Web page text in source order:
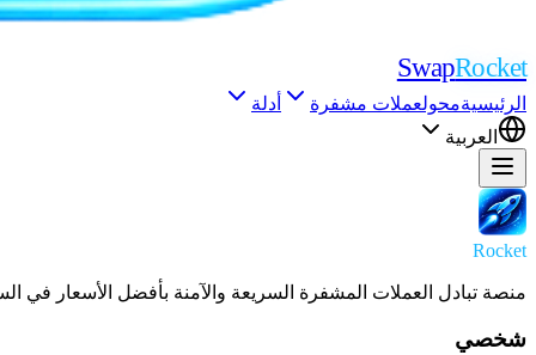
SwapRocket
الرئيسيةمحولعملات مشفرة
أدلة
العربية
Rocket
منصة تبادل العملات المشفرة السريعة والآمنة بأفضل الأسعار في
شخصي